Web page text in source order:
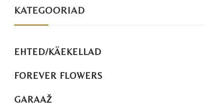
KATEGOORIAD
EHTED/KÄEKELLAD
FOREVER FLOWERS
GARAAŽ